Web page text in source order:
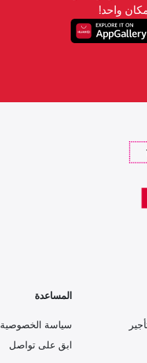
واحد!
المساعدة
سياسة الخصوصية
ابق على تواصل